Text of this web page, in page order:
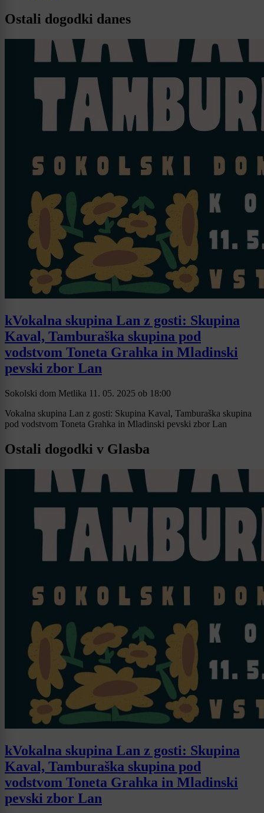
Ostali dogodki danes
kVokalna skupina Lan z gosti: Skupina
Kaval, Tamburaška skupina pod
vodstvom Toneta Grahka in Mladinski
pevski zbor Lan
Sokolski dom Metlika 11. 05. 2025 ob 18:00
Vokalna skupina Lan z gosti: Skupina Kaval, Tamburaška skupina
pod vodstvom Toneta Grahka in Mladinski pevski zbor Lan
Ostali dogodki v Glasba
kVokalna skupina Lan z gosti: Skupina
Kaval, Tamburaška skupina pod
vodstvom Toneta Grahka in Mladinski
pevski zbor Lan